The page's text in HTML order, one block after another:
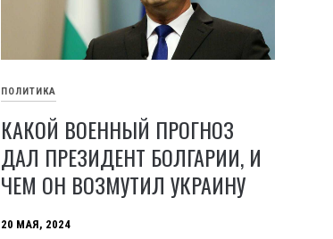
ПОЛИТИКА
КАКОЙ ВОЕННЫЙ ПРОГНОЗ
ДАЛ ПРЕЗИДЕНТ БОЛГАРИИ, И
ЧЕМ ОН ВОЗМУТИЛ УКРАИНУ
20 МАЯ, 2024